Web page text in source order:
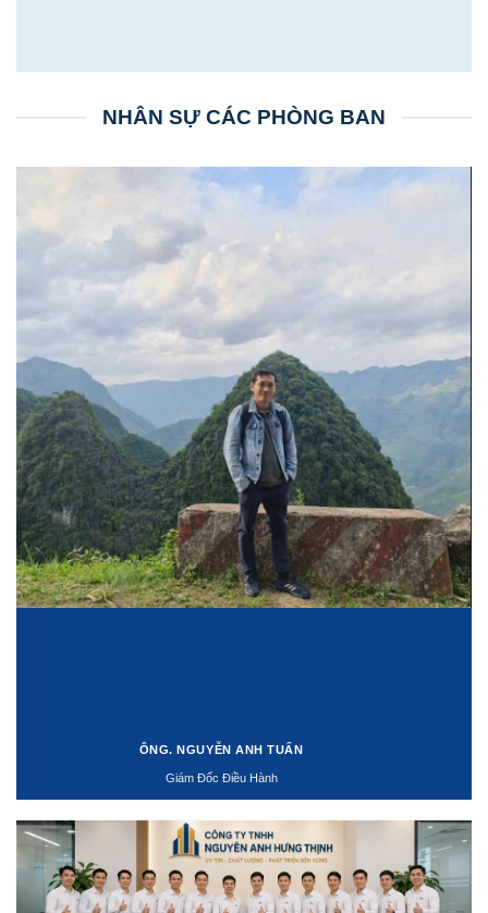
NHÂN SỰ CÁC PHÒNG BAN
ÔNG. NGUYỄN ANH TUẤN
Giám Đốc Điều Hành